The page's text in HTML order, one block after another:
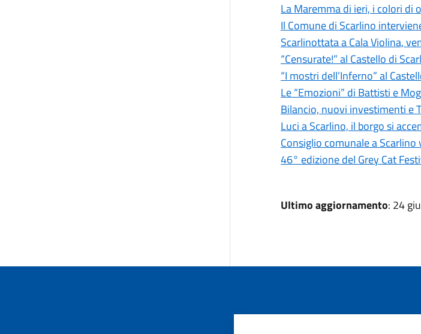
La Maremma di ieri, i colori di
Il Comune di Scarlino
Scarlinottata a Cala Violina,
“Censurate!” al Castello di
“I mostri dell’Inferno” al
Le “Emozioni” di Battisti e
Bilancio, nuovi investimenti e
Luci a Scarlino, il borgo si
Consiglio comunale a
46° edizione del Grey Cat
Ultimo aggiornamento: 24